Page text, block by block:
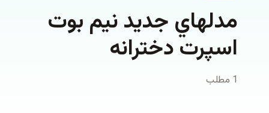
مدلهاي جديد نيم بوت
اسپرت دخترانه
1 مطلب